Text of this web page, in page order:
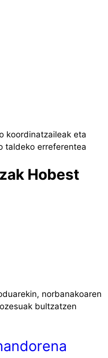
koordinatzaileak eta
taldeko erreferentea
Hobest
norbanakoaren
bultzatzen